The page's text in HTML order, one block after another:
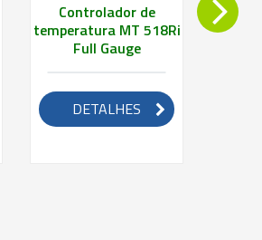
Controlador de
temperatura MT 518Ri
Full Gauge
DETALHES